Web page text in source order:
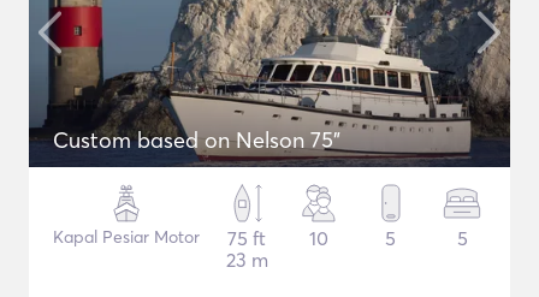
Custom based on Nelson 75"
Kapal Pesiar Motor
75 ft
23 m
10 5 5